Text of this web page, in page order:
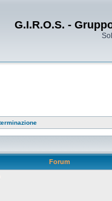
G.I.R.O.S. -
Forum